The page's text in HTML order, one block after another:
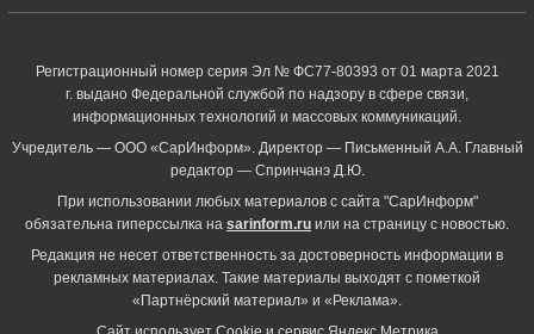
Регистрационный номер серия Эл № ФС77-80393 от 01 марта 2021
г. выдано Федеральной службой по надзору в сфере связи,
информационных технологий и массовых коммуникаций.
Учредитель — ООО «СарИнформ». Директор — Письменный А.А. Главный
редактор — Спринчанэ Д.Ю.
При использовании любых материалов с сайта "СарИнформ"
обязательна гиперссылка на sarinform.ru или на страницу с новостью.
Редакция не несет ответственность за достоверность информации в
рекламных материалах. Такие материалы выходят с пометкой
«Партнёрский материал» и «Реклама».